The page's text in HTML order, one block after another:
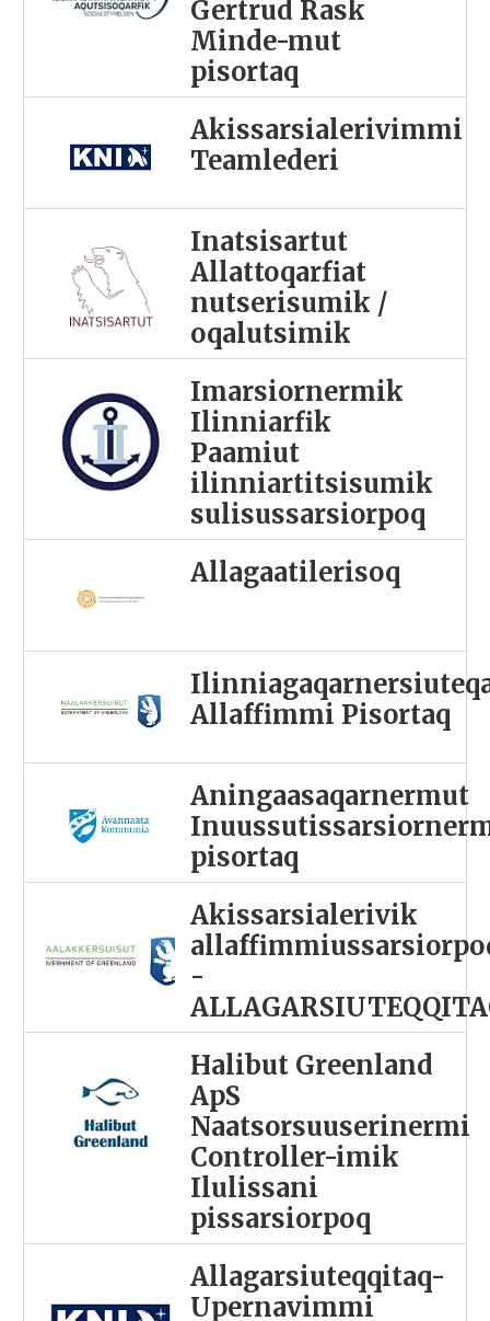
Gertrud Rask
Minde-mut
pisortaq
Akissarsialerivimmi
Teamlederi
Inatsisartut
Allattoqarfiat
nutserisumik /
oqalutsimik
Imarsiornermik
Ilinniarfik
Paamiut
ilinniartitsisumik
sulisussarsiorpoq
Allagaatilerisoq
Allaffimmi Pisortaq
Aningaasaqarnermut
pisortaq
Akissarsialerivik
-
Halibut Greenland
ApS
Naatsorsuuserinermi
Controller-imik
Ilulissani
pissarsiorpoq
Allagarsiuteqqitaq-
Upernavimmi